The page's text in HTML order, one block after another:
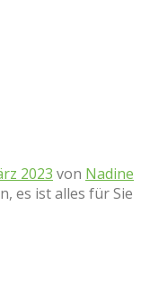
2023 von Nadine
es ist alles für Sie